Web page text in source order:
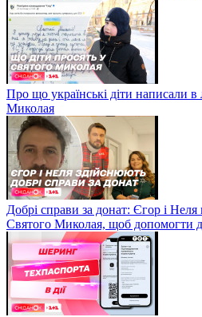
Про що українські діти написали
Миколая
Добрі справи за донат: Єгор і Неля
Святого Миколая, щоб допомогти